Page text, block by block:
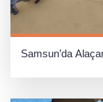
Samsun’da